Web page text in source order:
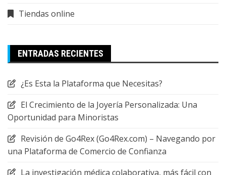
Tiendas online
ENTRADAS RECIENTES
¿Es Esta la Plataforma que Necesitas?
El Crecimiento de la Joyería Personalizada: Una
Oportunidad para Minoristas
Revisión de Go4Rex (Go4Rex.com) – Navegando por
una Plataforma de Comercio de Confianza
La investigación médica colaborativa, más fácil con